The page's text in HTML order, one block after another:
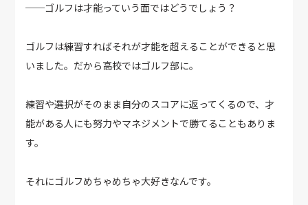
──ゴルフは才能っていう面ではどうでしょう？
ゴルフは練習すればそれが才能を超えることができると思
いました。だから高校ではゴルフ部に。
練習や選択がそのまま自分のスコアに返ってくるので、才
能がある人にも努力やマネジメントで勝てることもありま
す。
それにゴルフめちゃめちゃ大好きなんです。